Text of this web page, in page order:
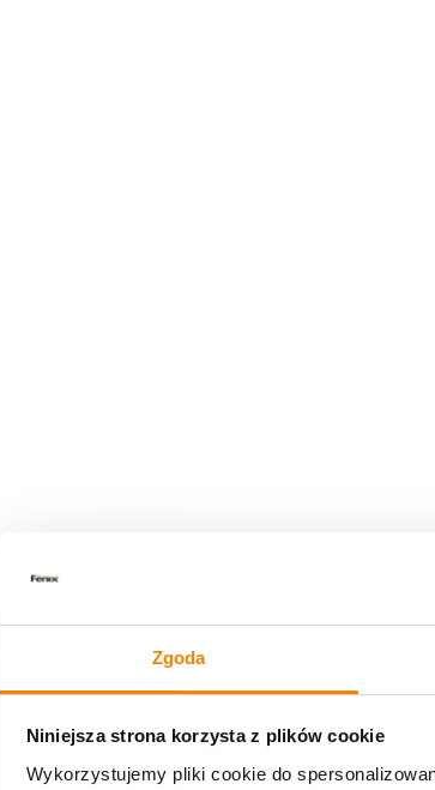
Zgoda
Niniejsza strona korzysta z plików cookie
Wykorzystujemy pliki cookie do